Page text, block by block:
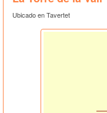
Ubicado en Tavertet